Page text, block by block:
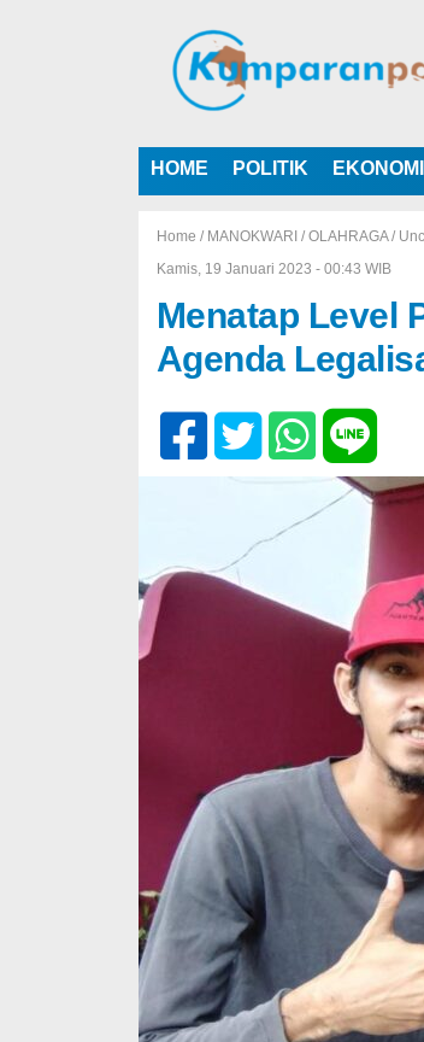
HOME POLITIK EKONOMI
Home / MANOKWARI / OLAHRAGA/
Kamis, 19 Januari 2023 - 00:43 WIB
Menatap Level
Agenda